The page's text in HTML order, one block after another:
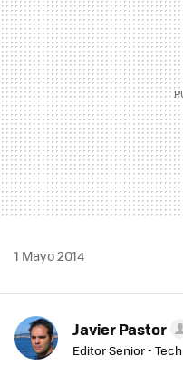
1 Mayo 2014
Javier Pastor
Editor Senior - Tech